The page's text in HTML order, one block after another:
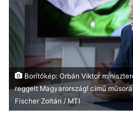
Borítókép: Orbán Viktor
reggelt Magyarország! című
Fischer Zoltán / MTI